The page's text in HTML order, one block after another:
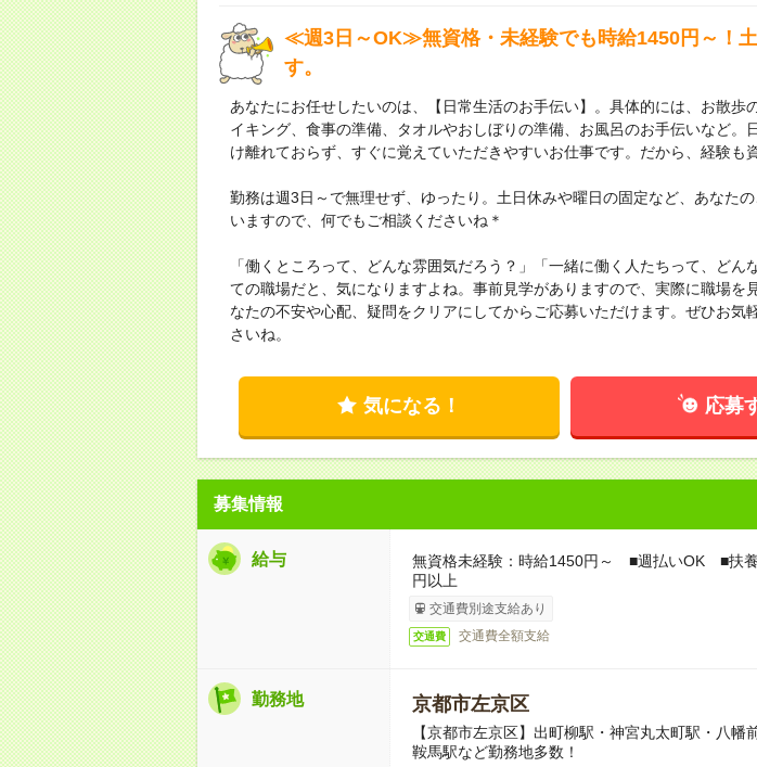
≪週3日～OK≫無資格・未経験でも時給1450円～！
す。
あなたにお任せしたいのは、【日常生活のお手伝い】。具体的には、お散歩
イキング、食事の準備、タオルやおしぼりの準備、お風呂のお手伝いなど。
け離れておらず、すぐに覚えていただきやすいお仕事です。だから、経験も
勤務は週3日～で無理せず、ゆったり。土日休みや曜日の固定など、あなた
いますので、何でもご相談くださいね＊
「働くところって、どんな雰囲気だろう？」「一緒に働く人たちって、どん
ての職場だと、気になりますよね。事前見学がありますので、実際に職場を
なたの不安や心配、疑問をクリアにしてからご応募いただけます。ぜひお気
さいね。
気になる！ 応募
募集情報
給与
無資格未経験：時給1450円～ ■週払いOK ■扶
円以上
交通費別途支給あり
交通費 交通費全額支給
勤務地 京都市左京区
【京都市左京区】出町柳駅・神宮丸太町駅・八幡
鞍馬駅など勤務地多数！